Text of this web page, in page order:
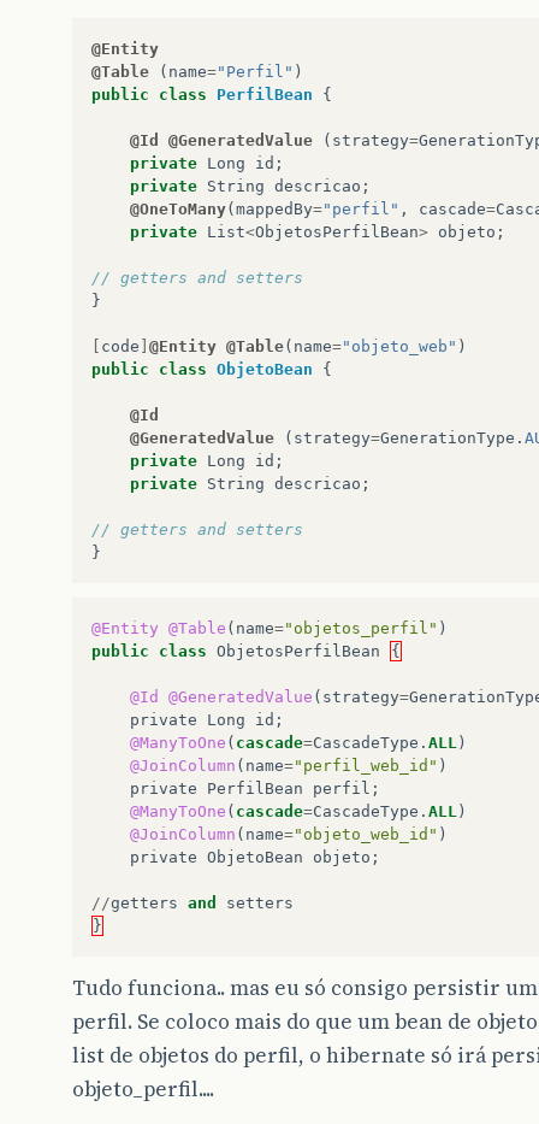
@Entity
@Table
( name="Perfil" )
public
class PerfilBean {
@Id @GeneratedValue ( strategy=
private Long id ;
private String descricao ;
@OneToMany( mappedBy="perfil" , cascade=
private List<ObjetosPerfilBean> objeto ;
// getters and setters
}
code @Entity @Table( name="objeto_web" )
public
class ObjetoBean {
@Id
@GeneratedValue
( strategy=GenerationType .
private Long id ;
private String descricao ;
// getters and setters
}
@Entity @Table ( name="objetos_perfil" )
public
class ObjetosPerfilBean {
@Id @GeneratedValue ( strategy=
private
Long id ;
@ManyToOne ( cascade=CascadeType . ALL )
@JoinColumn ( name="perfil_web_id" )
private
PerfilBean perfil ;
@ManyToOne ( cascade=CascadeType . ALL )
@JoinColumn ( name="objeto_web_id" )
private ObjetoBean objeto ;
//getters and
setters
}
Tudo funciona.. mas eu só consigo persistir
perfil. Se coloco mais do que um bean de
list de objetos do perfil, o hibernate só irá
objeto_perfil....